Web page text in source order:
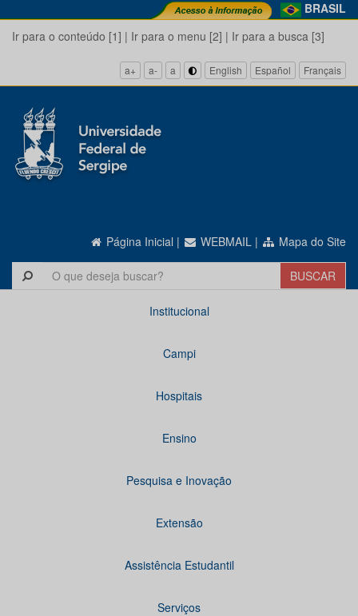
BRASIL
Ir para o conteúdo [1] | Ir para o menu [2] | Ir para a busca [3]
a+ a- a English Español Français
Página Inicial | WEBMAIL | Mapa do Site
Institucional
Campi
Hospitais
Ensino
Pesquisa e Inovação
Extensão
Assistência Estudantil
Serviços